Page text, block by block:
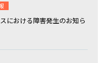
における障害発生のお知ら